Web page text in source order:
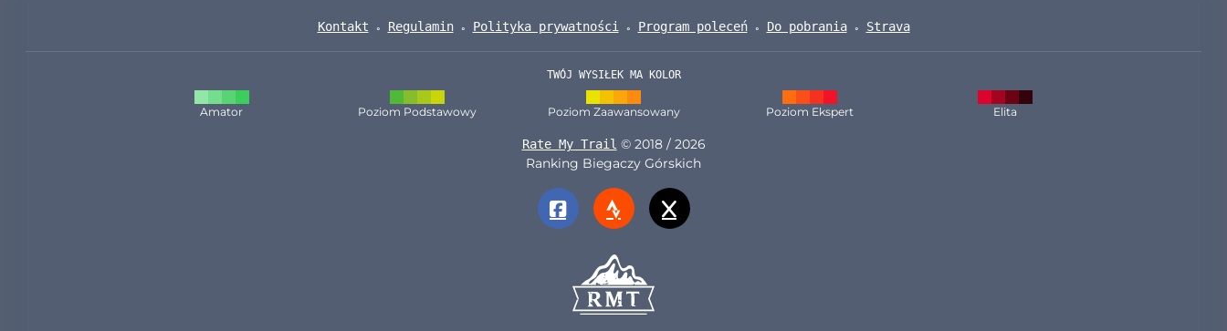
Kontakt Regulamin Polityka prywatności Program poleceń Do pobrania Strava
TWÓJ WYSIŁEK MA KOLOR
Amator Poziom Podstawowy Poziom Zaawansowany Poziom Ekspert Elita
Rate My Trail © 2018 / 2026
Ranking Biegaczy Górskich